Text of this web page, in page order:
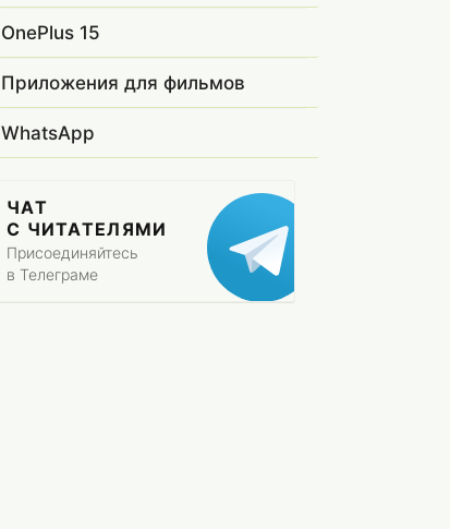
OnePlus 15
Приложения для фильмов
WhatsApp
ЧАТ
С ЧИТАТЕЛЯМИ
Присоединяйтесь
в Телеграме